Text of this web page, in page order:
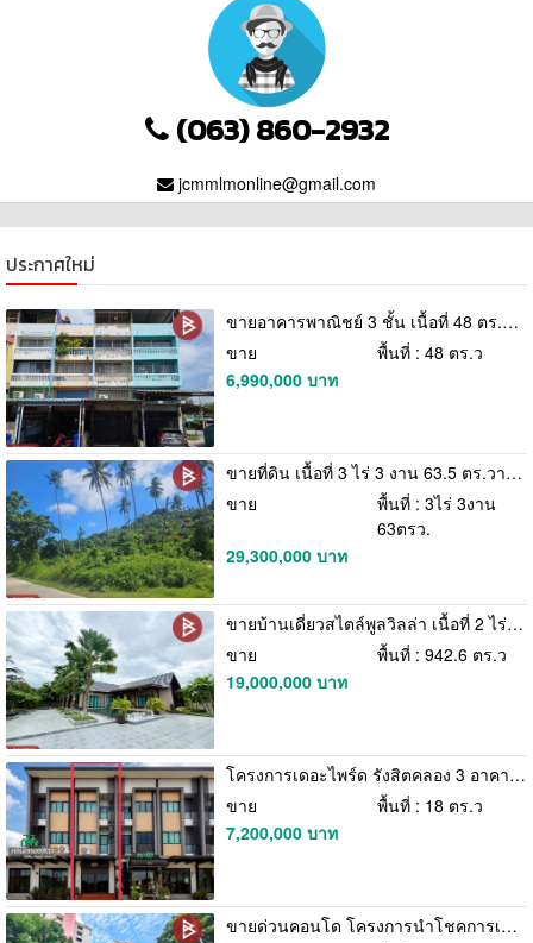
(063) 860-2932
jcmmlmonline@gmail.com
ประกาศใหม่
ขายอาคารพาณิชย์ 3 ชั้น เนื้อที่ 48 ตร.วา สุขสวัสดิ์100 พระสมุทรเจดีย์ สมุทรปราการ
ขาย
พื้นที่ : 48 ตร.ว
6,990,000 บาท
ขายที่ดิน เนื้อที่ 3 ไร่ 3 งาน 63.5 ตร.วา ต.หน้าเมือง อ.เกาะสมุย สุราษฎร์ธานี
ขาย
พื้นที่ : 3ไร่ 3งาน
63ตรว.
29,300,000 บาท
ขายบ้านเดี่ยวสไตล์พูลวิลล่า เนื้อที่ 2 ไร่ 1 งาน 42.6 ตร.วา บ้านกล้วย ชัยนาท
ขาย
พื้นที่ : 942.6 ตร.ว
19,000,000 บาท
โครงการเดอะไพร์ด รังสิตคลอง 3 อาคารพาณิชย์ 3 ชั้น ซอยรังสิต – นครนายก 68 ธัญบุรี ทำเลดี คนพลุกพล่าน ราคาพิเศษ พร้อมพิจารณาข้อเสนอ
ขาย
พื้นที่ : 18 ตร.ว
7,200,000 บาท
ขายด่วนคอนโด โครงการนำโชคการเคหะ คอนโดมิเนียม รามคำแหง 60/3 กรุงเทพมหานคร